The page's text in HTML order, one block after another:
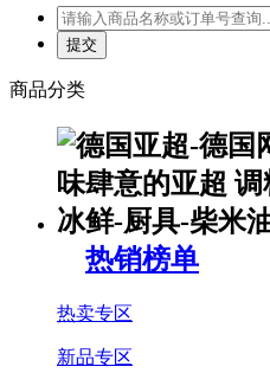
商品分类
热销榜单
热卖专区
新品专区